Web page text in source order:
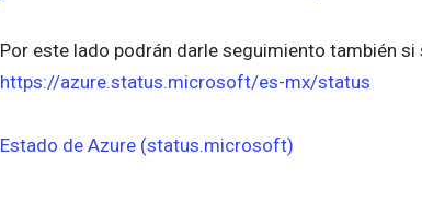
Por este lado podrán darle seguimiento también si
https://azure.status.microsoft/es-mx/status
Estado de Azure (status.microsoft)